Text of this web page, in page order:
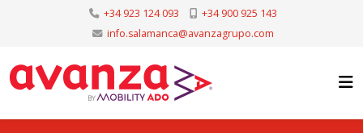
+34 923 124 093
+34 900 925 143
info.salamanca@avanzagrupo.com